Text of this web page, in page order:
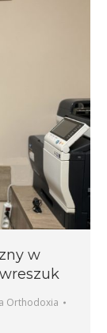
w
Orthodoxia